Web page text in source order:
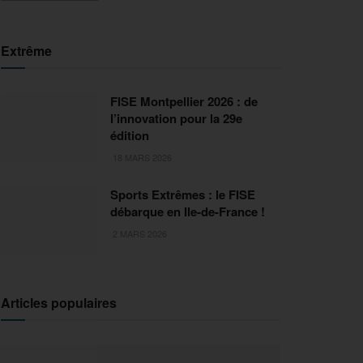
Extrême
FISE Montpellier 2026 : de
l’innovation pour la 29e
édition
Sports Extrêmes : le FISE
débarque en Ile-de-France !
Articles populaires